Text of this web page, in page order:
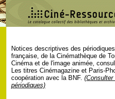
Notices descriptives des
française, de la Cinémathèque de
Cinéma et de l'image animée,
Les titres Cinémagazine et Paris-
coopération avec la BNF.
périodiques)